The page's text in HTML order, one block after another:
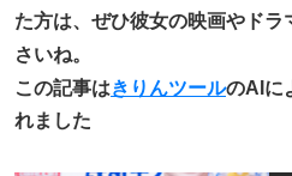
た方は、ぜひ彼女の映画やド
さいね。
この記事はきりんツールのAIに
れました